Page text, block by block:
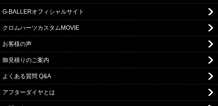
G-BALLERオフィシャルサイト
クロムハーツカスタムMOVIE
お客様の声
御見積りのご案内
よくある質問 Q&A
アフターダイヤとは